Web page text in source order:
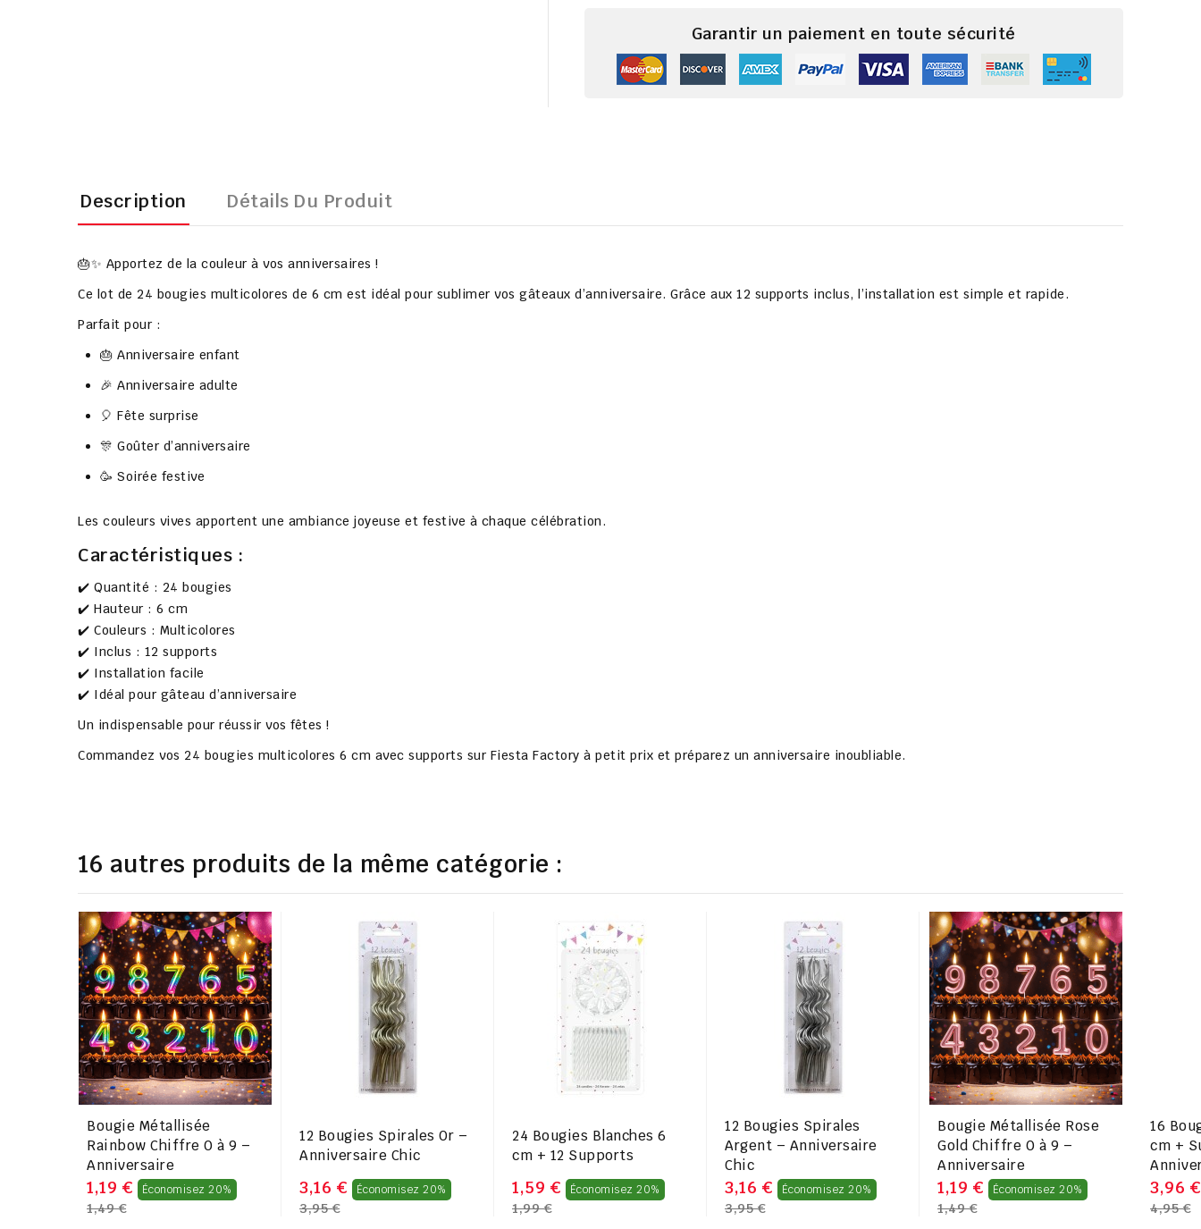
Garantir un paiement en toute sécurité
Description Détails Du Produit
🎂✨ Apportez de la couleur à vos anniversaires !
Ce lot de 24 bougies multicolores de 6 cm est idéal pour sublimer vos gâteaux d’anniversaire. Grâce aux 12 supports inclus, l’installation est simple et rapide.
Parfait pour :
🎂 Anniversaire enfant
🎉 Anniversaire adulte
🎈 Fête surprise
🎊 Goûter d’anniversaire
🥳 Soirée festive
Les couleurs vives apportent une ambiance joyeuse et festive à chaque célébration.
Caractéristiques :
✔️ Quantité : 24 bougies
✔️ Hauteur : 6 cm
✔️ Couleurs : Multicolores
✔️ Inclus : 12 supports
✔️ Installation facile
✔️ Idéal pour gâteau d’anniversaire
Un indispensable pour réussir vos fêtes !
Commandez vos 24 bougies multicolores 6 cm avec supports sur Fiesta Factory à petit prix et préparez un anniversaire inoubliable.
16 autres produits de la même catégorie :
Bougie Métallisée
Rainbow Chiffre 0 à 9 –
Anniversaire
1,19 € Économisez 20% Prix
​​
1,49 €
12 Bougies Spirales Or –
Anniversaire Chic
3,16 € Économisez 20% Prix
​​
3,95 €
24 Bougies Blanches 6
cm + 12 Supports
1,59 € Économisez 20% Prix
​​
1,99 €
12 Bougies Spirales
Argent – Anniversaire
Chic
3,16 € Économisez 20% Prix
​​
3,95 €
Bougie Métallisée Rose
Gold Chiffre 0 à 9 –
Anniversaire
1,19 € Économisez 20% Prix
​​
1,49 €
16
cm +
3,96 €
4,95 €